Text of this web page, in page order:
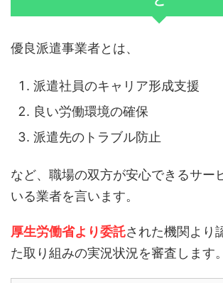
優良派遣事業者とは、
派遣社員のキャリア形成支援
良い労働環境の確保
派遣先のトラブル防止
など、職場の双方が安心できるサー
いる業者を言います。
厚生労働省より委託された機関より
た取り組みの実況状況を審査します。